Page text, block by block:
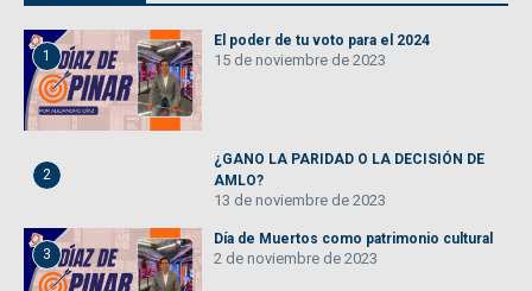
1
El poder de tu voto para el 2024
15 de noviembre de 2023
2
¿GANO LA PARIDAD O LA DECISIÓN DE
AMLO?
13 de noviembre de 2023
3
Día de Muertos como patrimonio cultural
2 de noviembre de 2023